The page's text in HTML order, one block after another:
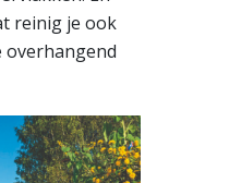
reinig je ook
overhangend